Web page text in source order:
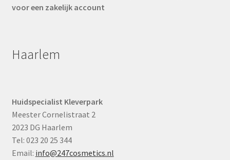
voor een zakelijk account
Haarlem
Huidspecialist Kleverpark
Meester Cornelistraat 2
2023 DG Haarlem
Tel: 023 20 25 344
Email: info@247cosmetics.nl